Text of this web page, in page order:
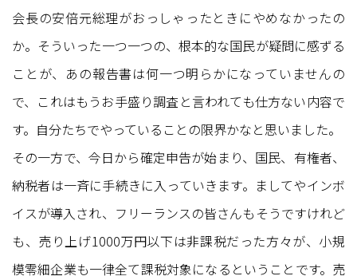
会長の安倍元総理がおっしゃったときにやめなかったの
か。そういった一つ一つの、根本的な国民が疑問に感ずる
ことが、あの報告書は何一つ明らかになっていませんの
で、これはもうお手盛り調査と言われても仕方ない内容で
す。自分たちでやっていることの限界かなと思いました。
その一方で、今日から確定申告が始まり、国民、有権者、
納税者は一斉に手続きに入っていきます。ましてやインボ
イスが導入され、フリーランスの皆さんもそうですけれど
も、売り上げ1000万円以下は非課税だった方々が、小規
模零細企業も一律全て課税対象になるということです。売